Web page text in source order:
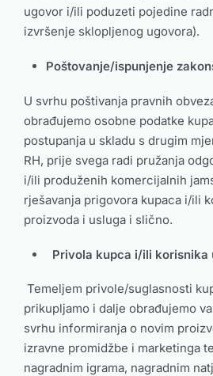
ugovor i/ili poduzeti pojedine
izvršenje sklopljenog ugovora).
Poštovanje/ispunjenje
U svrhu poštivanja pravnih
obrađujemo osobne podatke
postupanja u skladu s drugim
RH, prije svega radi pružanja
i/ili produženih komercijalnih
rješavanja prigovora kupaca i/ili
proizvoda i usluga i slično.
Privola kupca i/ili korisnika
Temeljem privole/suglasnosti
prikupljamo i dalje obrađujemo
svrhu informiranja o novim
izravne promidžbe i marketinga
nagradnim igrama, nagradnim